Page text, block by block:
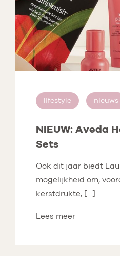
lifestyle nieuws
NIEUW: Aveda
Sets
Ook dit jaar biedt
mogelijkheid om,
kerstdrukte, […]
Lees meer